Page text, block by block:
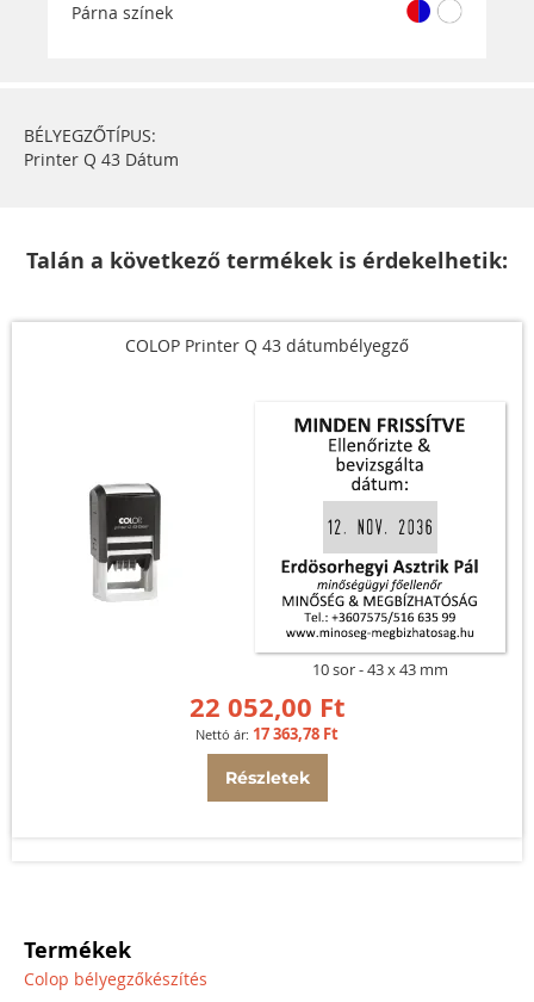
Párna színek
BÉLYEGZŐTÍPUS:
Printer Q 43 Dátum
Talán a következő termékek is érdekelhetik:
COLOP Printer Q 43 dátumbélyegző
10 sor 43 x 43 mm
22 052,00 Ft
17 363,78 Ft
Részletek
Termékek
Colop bélyegzőkészítés